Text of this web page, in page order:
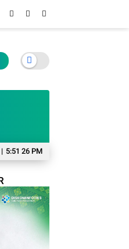
| 5:51 27 PM
Mumpung Musim Kemarau, Harfilin